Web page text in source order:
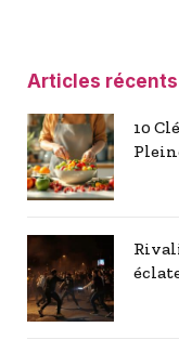
Articles récents
10